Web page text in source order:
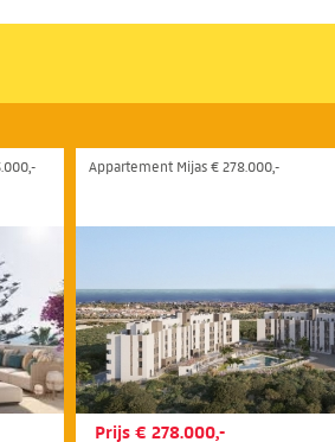
Appartement Mijas € 278.000,-
Prijs € 278.000,-